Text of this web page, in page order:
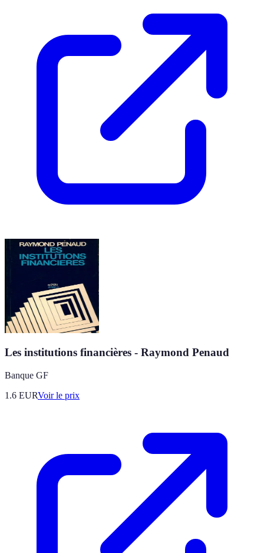
Les institutions financières - Raymond Penaud
Banque GF
1.6 EURVoir le prix